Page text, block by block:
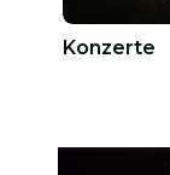
Konzerte